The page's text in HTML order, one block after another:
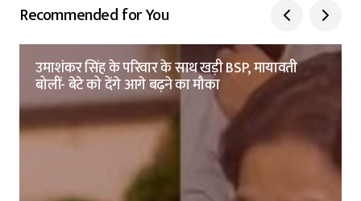
Recommended for You
उमाशंकर सिंह के परिवार के साथ खड़ी BSP, मायावती
बोलीं- बेटे को देंगे आगे बढ़ने का मौका